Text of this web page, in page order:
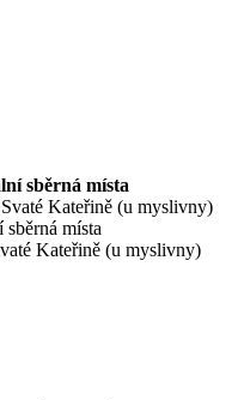
sběrná místa
Kateřině (u myslivny)
místa
Kateřině (u myslivny)